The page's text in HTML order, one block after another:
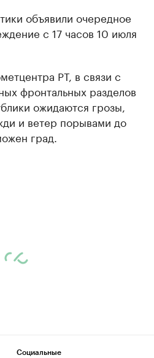
объявили очередное
с 17 часов 10 июля
РТ, в связи с
фронтальных разделов
ожидаются грозы,
и ветер порывами до
град.
Социальные